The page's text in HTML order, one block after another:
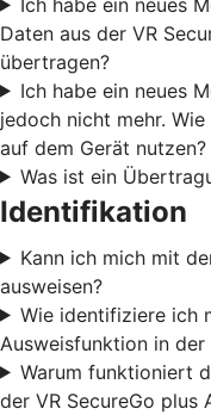
Daten aus der VR
übertragen?
Ich habe ein neues
jedoch nicht mehr.
auf dem Gerät nutzen?
Was ist ein
Identifikation
Kann ich mich mit
ausweisen?
Wie identifiziere ich
Ausweisfunktion in der
Warum funktioniert
der VR SecureGo plus